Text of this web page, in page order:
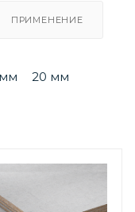
ПРИМЕНЕНИЕ
20 мм